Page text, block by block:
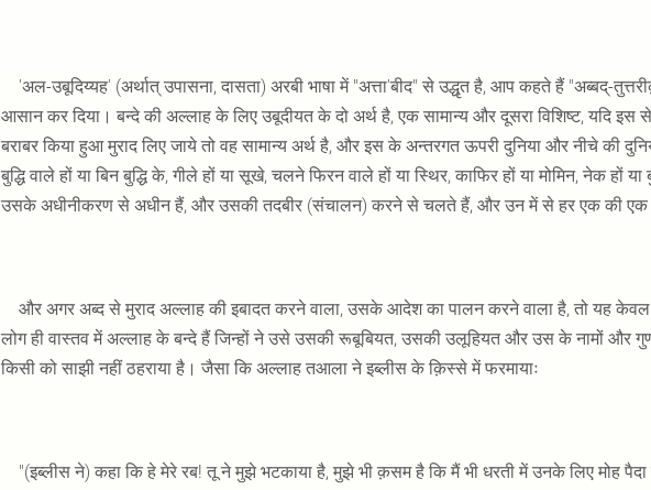
'अल-उबूदिय्यह' (अर्थात् उपासना, दासता) अरबी भाषा में "अत्ता'बीद" से उद्धृत है, आप कहते हैं "अब्बद्-
आसान कर दिया। बन्दे की अल्लाह के लिए उबूदीयत के दो अर्थ है, एक सामान्य और दूसरा विशिष्ट, यदि इस
बराबर किया हुआ मुराद लिए जाये तो वह सामान्य अर्थ है, और इस के अन्तरगत ऊपरी दुनिया और नीचे की
बुद्धि वाले हों या बिन बुद्धि के, गीले हों या सूखे, चलने फिरन वाले हों या स्थिर, काफिर हों या मोमिन, नेक
उसके अधीनीकरण से अधीन हैं, और उसकी तदबीर (संचालन) करने से चलते हैं, और उन में से हर एक की एक
और अगर अब्द से मुराद अल्लाह की इबादत करने वाला, उसके आदेश का पालन करने वाला है, तो यह केवल
लोग ही वास्तव में अल्लाह के बन्दे हैं जिन्हों ने उसे उसकी रूबूबियत, उसकी उलूहियत और उस के नामों और
किसी को साझी नहीं ठहराया है। जैसा कि अल्लाह तआला ने इब्लीस के क़िस्से में फरमायाः
"(इब्लीस ने) कहा कि हे मेरे रब! तू ने मुझे भटकाया है, मुझे भी क़सम है कि मैं भी धरती में उनके लिए मोह